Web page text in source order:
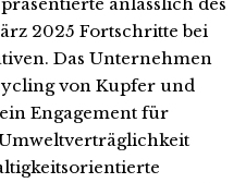
anlässlich des
2025 Fortschritte bei
Das Unternehmen
von Kupfer und
Engagement für